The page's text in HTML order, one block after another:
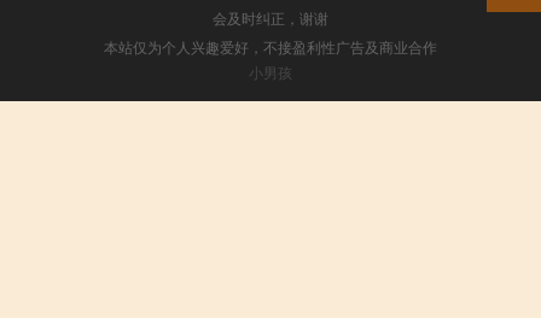
会及时纠正，谢谢
本站仅为个人兴趣爱好，不接盈利性广告及商业合作
小男孩